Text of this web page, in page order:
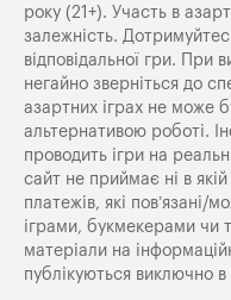
року (21+). Участь в
залежність.
відповідальної гри. При
негайно зверніться до
азартних іграх не може
альтернативою роботі.
проводить ігри на
сайт не приймає ні в
платежів, які пов’язані/
іграми, букмекерами чи
матеріали на
публікуються виключно в